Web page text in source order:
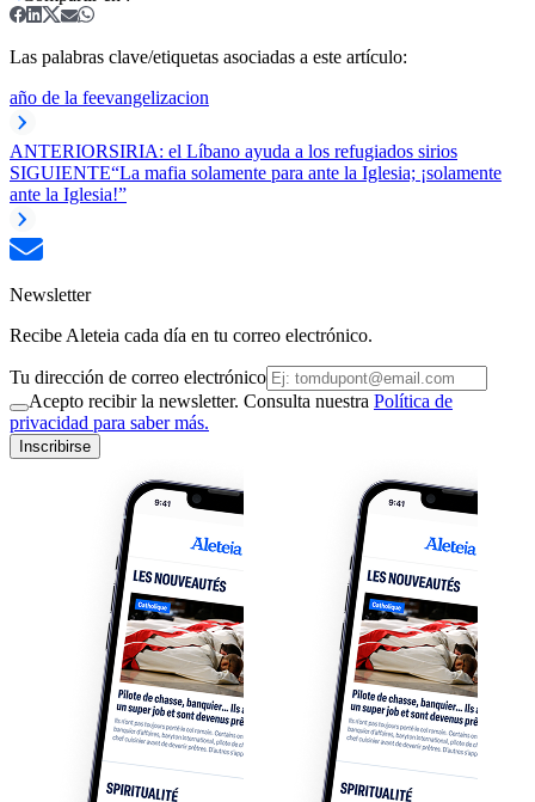
Las palabras clave/etiquetas asociadas a este artículo:
año de la feevangelizacion
ANTERIORSIRIA: el Líbano ayuda a los refugiados sirios
SIGUIENTE“La mafia solamente para ante la Iglesia; ¡solamente
ante la Iglesia!”
Newsletter
Recibe Aleteia cada día en tu correo electrónico.
Tu dirección de correo electrónico
Acepto recibir la newsletter. Consulta nuestra Política de
privacidad para saber más.
Inscribirse